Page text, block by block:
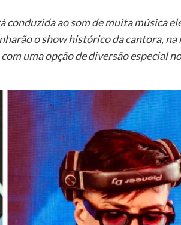
conduzida ao som de muita música
o show histórico da cantora,
uma opção de diversão especial